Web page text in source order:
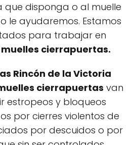
disponga o al muelle
le ayudaremos. Estamos
para trabajar en
muelles cierrapuertas.
Rincón de la Victoria
cierrapuertas van
estropeos y bloqueos
por cierres violentos de
por descuidos o por